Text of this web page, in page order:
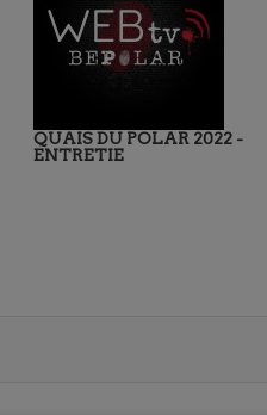
QUAIS DU POLAR 2022 -
ENTRETIE